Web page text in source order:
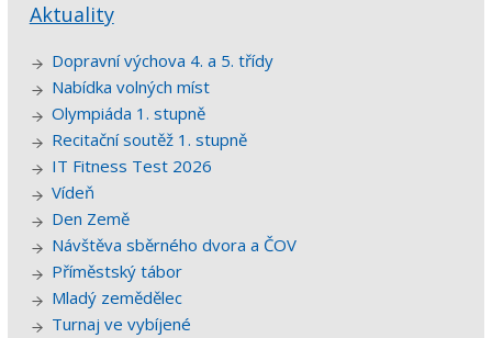
Aktuality
Dopravní výchova 4. a 5. třídy
Nabídka volných míst
Olympiáda 1. stupně
Recitační soutěž 1. stupně
IT Fitness Test 2026
Vídeň
Den Země
Návštěva sběrného dvora a ČOV
Příměstský tábor
Mladý zemědělec
Turnaj ve vybíjené